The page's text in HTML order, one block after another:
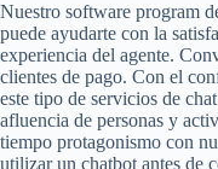
Nuestro software program
puede ayudarte con la
experiencia del agente.
clientes de pago. Con el
este tipo de servicios de
afluencia de personas y
tiempo protagonismo con
utilizar un chatbot antes de